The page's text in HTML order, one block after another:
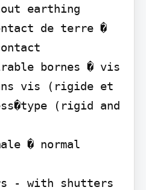
earthing
de terre �
bornes � vis
vis (rigide et
(rigid and
� normal
- with shutters